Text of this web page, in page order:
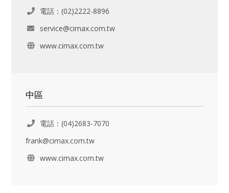
電話：(02)2222-8896
service@cimax.com.tw
www.cimax.com.tw
中區
電話：(04)2683-7070
frank@cimax.com.tw
www.cimax.com.tw